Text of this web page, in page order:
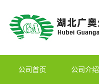
公司首页 公司介绍